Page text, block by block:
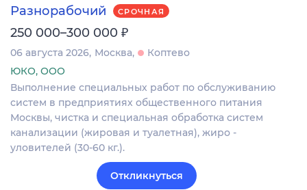
Разнорабочий СРОЧНАЯ
250 000–300 000 ₽
06 августа 2026 Москва
Коптево
ЮКО, ООО
Выполнение специальных работ по обслуживанию
систем в предприятиях общественного питания
Москвы, чистка и специальная обработка систем
канализации (жировая и туалетная), жиро -
уловителей (30-60 кг.).
Откликнуться